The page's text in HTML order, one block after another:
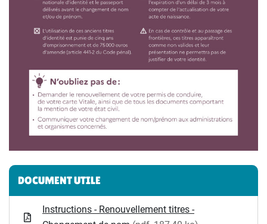
Informations complémentaires
DOCUMENT UTILE
Instructions - Renouvellement titres -